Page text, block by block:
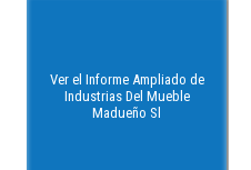
Ver el Informe Ampliado de
Industrias Del Mueble
Madueño Sl